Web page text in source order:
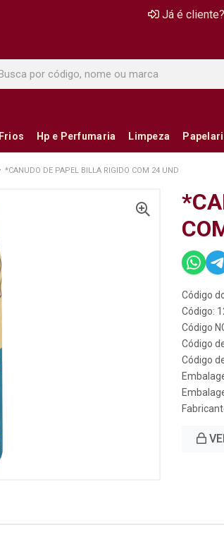
Já é
Frios Hp e Perfumaria Limpeza
*CANUDO DE PAPEL BILLA RIGIDO COM 24 UND
Código
Código:
Código
Código
Código